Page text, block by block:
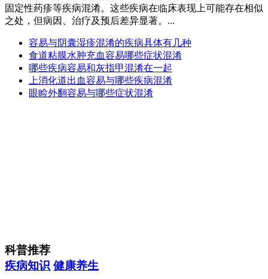
固定性药疹等疾病混淆。这些疾病在临床表现上可能存在相似
之处，但病因、治疗及预后差异显著。...
容易与阴囊湿疹混淆的疾病具体有几种
食道粘膜水肿充血容易哪些症状混淆
哪些疾病容易和灰指甲混淆在一起
上消化道出血容易与哪些疾病混淆
眼睑外翻容易与哪些症状混淆
科普推荐
疾病知识 健康养生